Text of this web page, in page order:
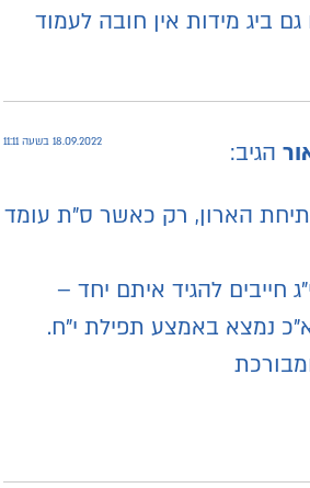
ביג מידות אין חובה לעמוד
הגיב: 18.09.2022 בשעה 11:11
הארון, רק כאשר ס"ת עומד
חייבים להגיד איתם יחד –
נמצא באמצע תפילת י"ח.